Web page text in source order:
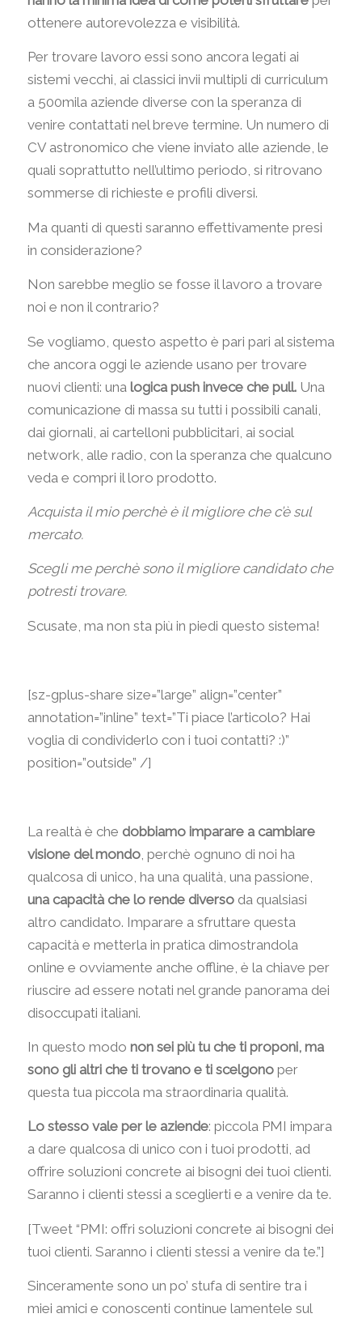
ottenere autorevolezza e visibilità.
Per trovare lavoro essi sono ancora legati ai
sistemi vecchi, ai classici invii multipli di curriculum
a 500mila aziende diverse con la speranza di
venire contattati nel breve termine. Un numero di
CV astronomico che viene inviato alle aziende, le
quali soprattutto nell’ultimo periodo, si ritrovano
sommerse di richieste e profili diversi.
Ma quanti di questi saranno effettivamente presi
in considerazione?
Non sarebbe meglio se fosse il lavoro a trovare
noi e non il contrario?
Se vogliamo, questo aspetto è pari pari al sistema
che ancora oggi le aziende usano per trovare
nuovi clienti: una logica push invece che pull.Una
comunicazione di massa su tutti i possibili canali,
dai giornali, ai cartelloni pubblicitari, ai social
network, alle radio, con la speranza che qualcuno
veda e compri il loro prodotto.
Acquista il mio perchè è il migliore che c’è sul
mercato.
Scegli me perchè sono il migliore candidato che
potresti trovare.
Scusate, ma non sta più in piedi questo sistema!
[sz-gplus-share size=”large” align=”center”
annotation=”inline” text=”Ti piace l’articolo? Hai
voglia di condividerlo con i tuoi contatti? :)”
position=”outside” /]
La realtà è che dobbiamo imparare a cambiare
visione del mondo, perchè ognuno di noi ha
qualcosa di unico, ha una qualità, una passione,
una capacità che lo rende diversoda qualsiasi
altro candidato. Imparare a sfruttare questa
capacità e metterla in pratica dimostrandola
online e ovviamente anche offline, è la chiave per
riuscire ad essere notati nel grande panorama dei
disoccupati italiani.
In questo modo non sei più tu che ti proponi, ma
sono gli altri che ti trovano e ti scelgonoper
questa tua piccola ma straordinaria qualità.
Lo stesso vale per le aziende: piccola PMI impara
a dare qualcosa di unico con i tuoi prodotti, ad
offrire soluzioni concrete ai bisogni dei tuoi clienti.
Saranno i clienti stessi a sceglierti e a venire da te.
[Tweet “PMI: offri soluzioni concrete ai bisogni dei
tuoi clienti. Saranno i clienti stessi a venire da te.”]
Sinceramente sono un po’ stufa di sentire tra i
miei amici e conoscenti continue lamentele sul